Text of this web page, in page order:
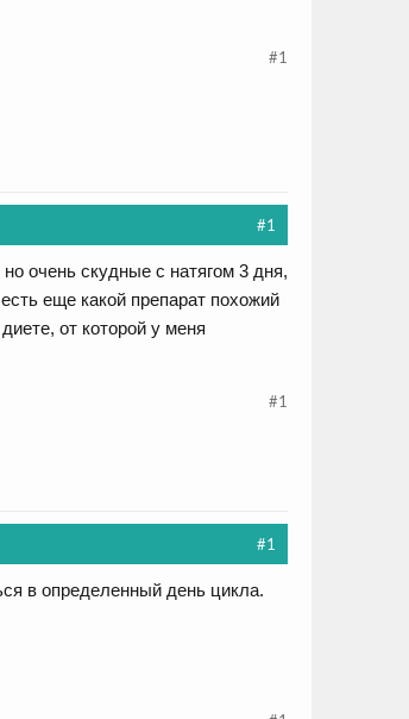
#1
#1
очень скудные с натягом 3 дня,
еще какой препарат похожий
от которой у меня
#1
#1
в определенный день цикла.